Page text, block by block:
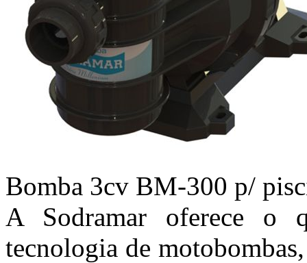
Bomba 3cv BM-300 p/
A Sodramar oferece o
tecnologia de